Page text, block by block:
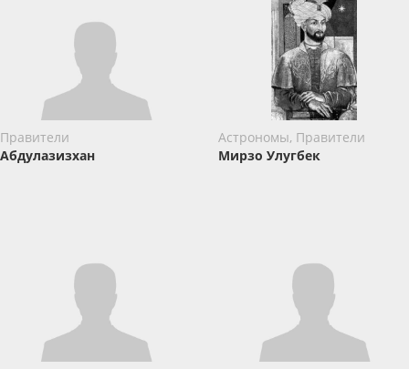
Правители
Абдулазизхан
Астрономы, Правители
Мирзо Улугбек